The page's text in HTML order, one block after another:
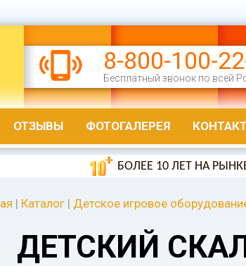
8-800-100-
Бесплатный звонок по всей
ОТЗЫВЫ ФОТОГАЛЕРЕЯ
БОЛЕЕ 10 ЛЕТ НА
| Каталог | Детское игровое
ДЕТСКИЙ